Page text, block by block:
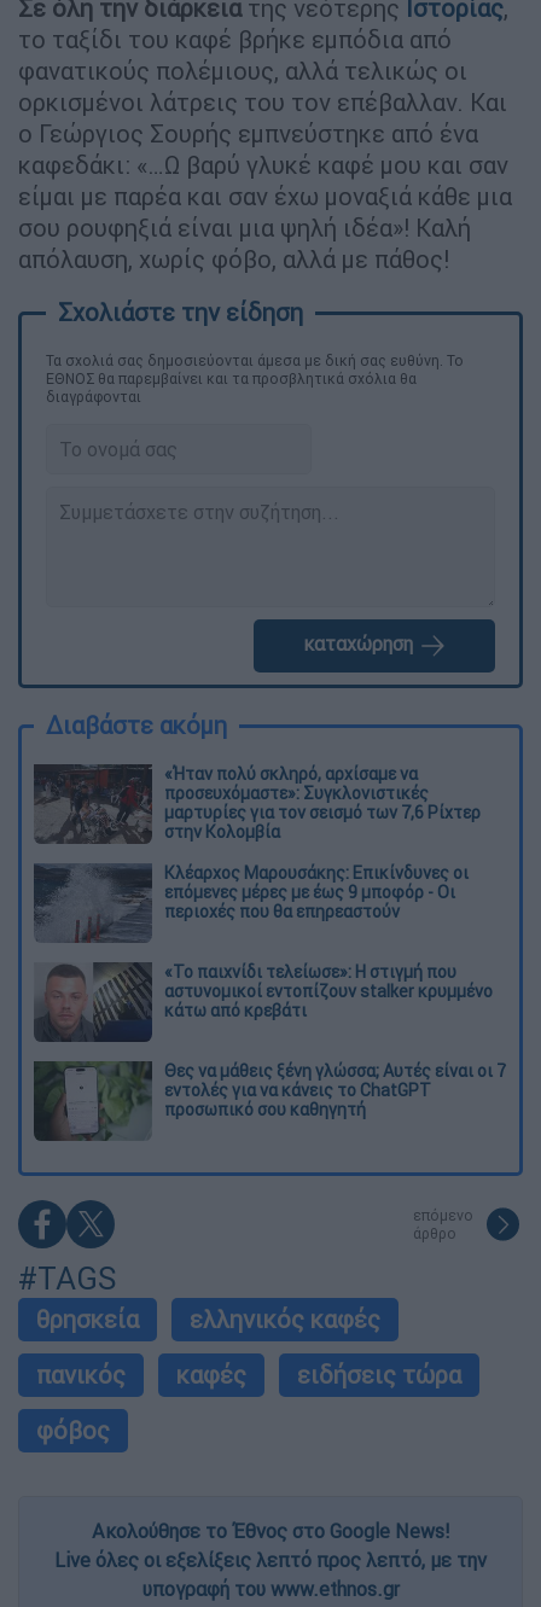
Σε όλη την διάρκειατης νεότερης Ιστορίας,
το ταξίδι του καφέ βρήκε εμπόδια από
φανατικούς πολέμιους, αλλά τελικώς οι
ορκισμένοι λάτρεις του τον επέβαλλαν. Και
ο Γεώργιος Σουρής εμπνεύστηκε από ένα
καφεδάκι: «…Ω βαρύ γλυκέ καφέ μου και σαν
είμαι με παρέα και σαν έχω μοναξιά κάθε μια
σου ρουφηξιά είναι μια ψηλή ιδέα»! Καλή
απόλαυση, χωρίς φόβο, αλλά με πάθος!
Τα σχολιά σας δημοσιεύονται άμεσα με δική σας ευθύνη. Το
ΕΘΝΟΣ θα παρεμβαίνει και τα προσβλητικά σχόλια θα
διαγράφονται
καταχώρηση
Διαβάστε ακόμη
«Ήταν πολύ σκληρό, αρχίσαμε να
προσευχόμαστε»: Συγκλονιστικές
μαρτυρίες για τον σεισμό των 7,6 Ρίχτερ
στην Κολομβία
Κλέαρχος Μαρουσάκης: Επικίνδυνες οι
επόμενες μέρες με έως 9 μποφόρ - Οι
περιοχές που θα επηρεαστούν
«Το παιχνίδι τελείωσε»: Η στιγμή που
αστυνομικοί εντοπίζουν stalker κρυμμένο
κάτω από κρεβάτι
Θες να μάθεις ξένη γλώσσα; Αυτές είναι οι 7
εντολές για να κάνεις το ChatGPT
προσωπικό σου καθηγητή
επόμενο
άρθρο
#TAGS
θρησκεία
ελληνικός καφές
πανικός
καφές
ειδήσεις τώρα
φόβος
Ακολούθησε το Έθνος στο Google News!
Live όλες οι εξελίξεις λεπτό προς λεπτό, με την
υπογραφή του www.ethnos.gr